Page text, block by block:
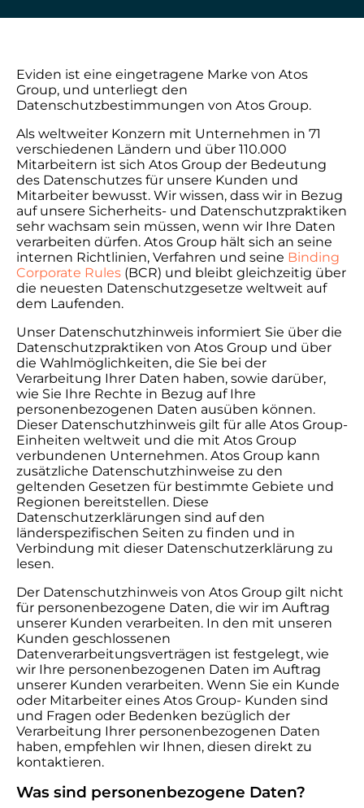
Eviden ist eine eingetragene Marke von Atos
Group, und unterliegt den
Datenschutzbestimmungen von Atos Group.
Als weltweiter Konzern mit Unternehmen in 71
verschiedenen Ländern und über 110.000
Mitarbeitern ist sich Atos Group der Bedeutung
des Datenschutzes für unsere Kunden und
Mitarbeiter bewusst. Wir wissen, dass wir in Bezug
auf unsere Sicherheits- und Datenschutzpraktiken
sehr wachsam sein müssen, wenn wir Ihre Daten
verarbeiten dürfen. Atos Group hält sich an seine
internen Richtlinien, Verfahren und seine Binding
Corporate Rules (BCR) und bleibt gleichzeitig über
die neuesten Datenschutzgesetze weltweit auf
dem Laufenden.
Unser Datenschutzhinweis informiert Sie über die
Datenschutzpraktiken von Atos Group und über
die Wahlmöglichkeiten, die Sie bei der
Verarbeitung Ihrer Daten haben, sowie darüber,
wie Sie Ihre Rechte in Bezug auf Ihre
personenbezogenen Daten ausüben können.
Dieser Datenschutzhinweis gilt für alle Atos Group-
Einheiten weltweit und die mit Atos Group
verbundenen Unternehmen. Atos Group kann
zusätzliche Datenschutzhinweise zu den
geltenden Gesetzen für bestimmte Gebiete und
Regionen bereitstellen. Diese
Datenschutzerklärungen sind auf den
länderspezifischen Seiten zu finden und in
Verbindung mit dieser Datenschutzerklärung zu
lesen.
Der Datenschutzhinweis von Atos Group gilt nicht
für personenbezogene Daten, die wir im Auftrag
unserer Kunden verarbeiten. In den mit unseren
Kunden geschlossenen
Datenverarbeitungsverträgen ist festgelegt, wie
wir Ihre personenbezogenen Daten im Auftrag
unserer Kunden verarbeiten. Wenn Sie ein Kunde
oder Mitarbeiter eines Atos Group- Kunden sind
und Fragen oder Bedenken bezüglich der
Verarbeitung Ihrer personenbezogenen Daten
haben, empfehlen wir Ihnen, diesen direkt zu
kontaktieren.
Was sind personenbezogene Daten?